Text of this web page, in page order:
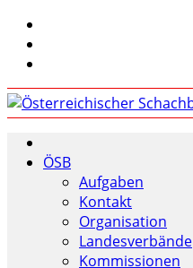
ÖSB
Aufgaben
Kontakt
Organisation
Landesverbände
Kommissionen